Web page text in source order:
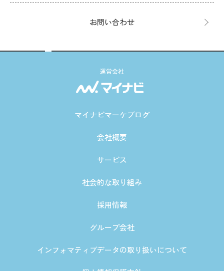
お問い合わせ
運営会社
マイナビマーケブログ
会社概要
サービス
社会的な取り組み
採用情報
グループ会社
インフォマティブデータの取り扱いについて